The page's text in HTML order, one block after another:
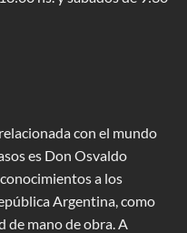
con el mundo
es Don Osvaldo
a los
Argentina, como
de mano de obra. A